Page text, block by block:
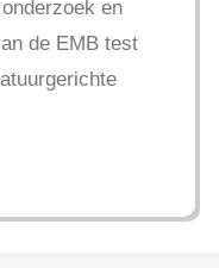
en
de EMB test